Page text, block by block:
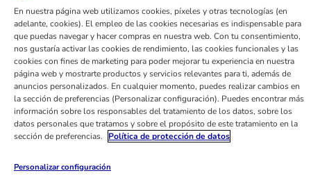
Ayuda Contacto Impreso DSA
Protección de datos
Condiciones comerciales generales
Declaración de accesibilidad
Newsletter
Gastos de envío y plazos de entrega
Formas de pago
Formulario de desistimiento
Programa de fidelización
App bitiba
Programa de afiliados
Gestión de residuos
bitiba GmbH 2026
En nuestra página web utilizamos cookies, píxeles y otras tecnologías (en
adelante, cookies). El empleo de las cookies necesarias es indispensable para
que puedas navegar y hacer compras en nuestra web. Con tu consentimiento,
nos gustaría activar las cookies de rendimiento, las cookies funcionales y las
cookies con fines de marketing para poder mejorar tu experiencia en nuestra
página web y mostrarte productos y servicios relevantes para ti, además de
anuncios personalizados. En cualquier momento, puedes realizar cambios en
la sección de preferencias (Personalizar configuración). Puedes encontrar más
información sobre los responsables del tratamiento de los datos, sobre los
datos personales que tratamos y sobre el propósito de este tratamiento en la
sección de preferencias.
Política de protección de datos
Personalizar configuración